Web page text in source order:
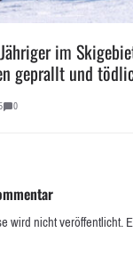
im
geprallt und
0
wird nicht veröffentlicht.